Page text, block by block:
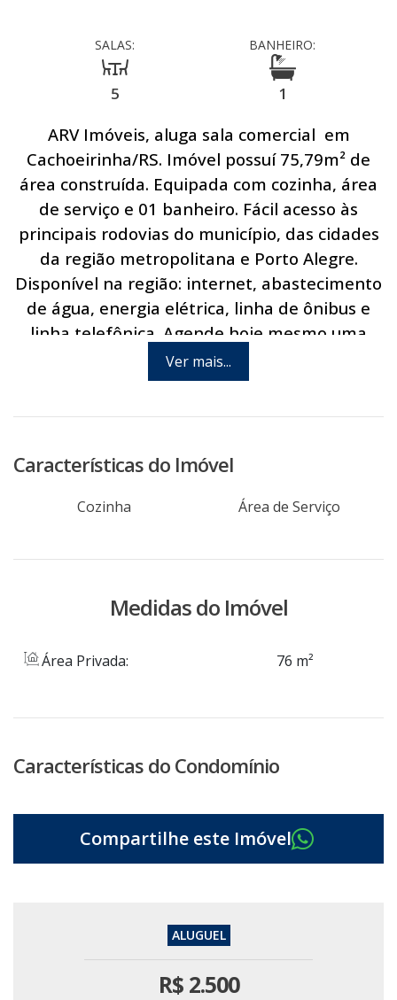
SALAS:
5
BANHEIRO:
1
ARV Imóveis, aluga sala comercial em
Cachoeirinha/RS. Imóvel possuí 75,79m² de
área construída. Equipada com cozinha, área
de serviço e 01 banheiro. Fácil acesso às
principais rodovias do município, das cidades
da região metropolitana e Porto Alegre.
Disponível na região: internet, abastecimento
de água, energia elétrica, linha de ônibus e
linha telefônica. Agende hoje mesmo uma
visita com um de nossos consultores.
Ver mais...
Características do Imóvel
Cozinha Área de Serviço
Medidas do Imóvel
Área Privada: 76 m²
Características do Condomínio
R$2.500